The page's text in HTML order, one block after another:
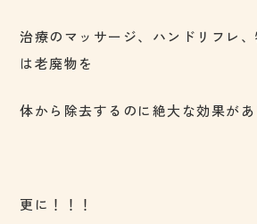
治療のマッサージ、ハンドリフレ、
は老廃物を
体から除去するのに絶大な効果があ
更に！！！